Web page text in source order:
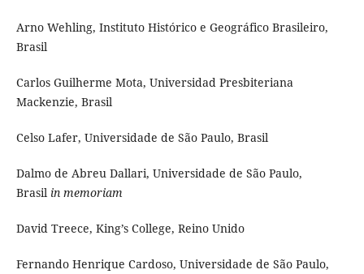
Arno Wehling, Instituto Histórico e Geográfico Brasileiro,
Brasil
Carlos Guilherme Mota, Universidad Presbiteriana
Mackenzie, Brasil
Celso Lafer, Universidade de São Paulo, Brasil
Dalmo de Abreu Dallari, Universidade de São Paulo,
Brasil in memoriam
David Treece, King’s College, Reino Unido
Fernando Henrique Cardoso, Universidade de São Paulo,